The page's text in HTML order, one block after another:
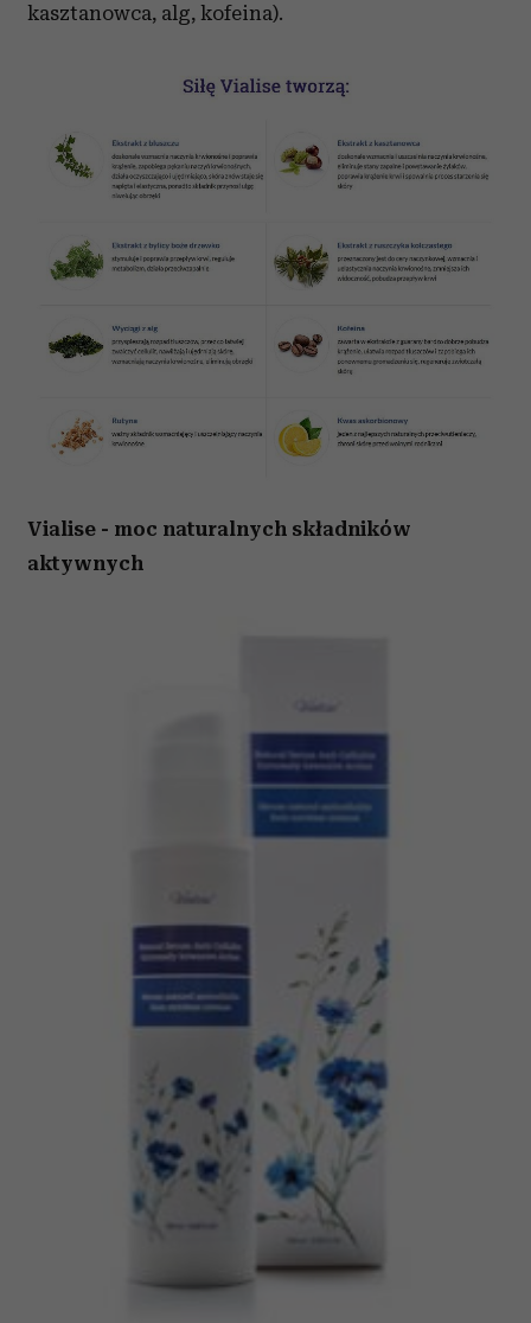
kasztanowca, alg, kofeina).
Vialise - moc naturalnych składników
aktywnych